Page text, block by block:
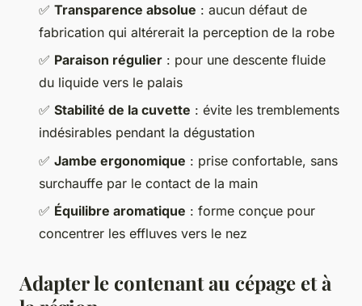
✅ Transparence absolue : aucun défaut de
fabrication qui altérerait la perception de la robe
✅ Paraison régulier : pour une descente fluide
du liquide vers le palais
✅ Stabilité de la cuvette : évite les tremblements
indésirables pendant la dégustation
✅ Jambe ergonomique : prise confortable, sans
surchauffe par le contact de la main
✅ Équilibre aromatique : forme conçue pour
concentrer les effluves vers le nez
Adapter le contenant au cépage et à